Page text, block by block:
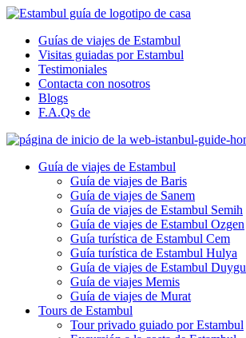
Guías de viajes de Estambul
Visitas guiadas por Estambul
Testimoniales
Contacta con nosotros
Blogs
F.A.Qs de
Guía de viajes de Estambul
Guía de viajes de Baris
Guía de viajes de Sanem
Guía de viajes de Estambul Semih
Guía de viajes de Estambul Ozgen
Guía turística de Estambul Cem
Guía turística de Estambul Hulya
Guía de viajes de Estambul Duygu
Guía de viajes Memis
Guía de viajes de Murat
Tours de Estambul
Tour privado guiado por Estambul